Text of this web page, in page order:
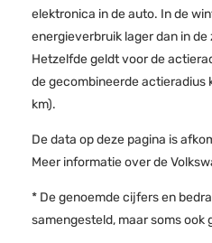
elektronica in de auto. In de
energieverbruik lager dan in
Hetzelfde geldt voor de
de gecombineerde actieradius
km).
De data op deze pagina is
Meer informatie over de
* De genoemde cijfers en
samengesteld, maar soms